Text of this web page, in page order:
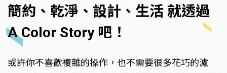
簡約、乾淨、設計、生活 就透過
A Color Story 吧！
或許你不喜歡複雜的操作，也不需要很多花巧的濾